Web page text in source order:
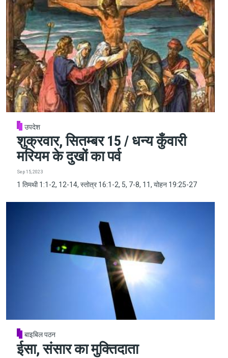
उपदेश
शुक्रवार, सितम्बर 15 / धन्य कुँवारी
मरियम के दुखों का पर्व
Sep 15, 2023
1 तिमथी 1:1-2, 12-14, स्तोत्र 16:1-2, 5, 7-8, 11, योहन 19:25-27
बाइबिल पठन
ईसा, संसार का मुक्तिदाता